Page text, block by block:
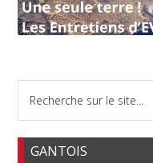
GANTOIS